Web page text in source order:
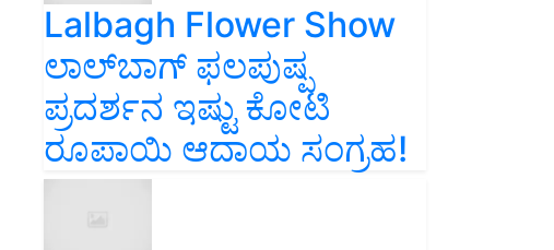
Lalbagh Flower Show
ಲಾಲ್‌ಬಾಗ್ ಫಲಪುಷ್ಪ
ಪ್ರದರ್ಶನ ಇಷ್ಟು ಕೋಟಿ
ರೂಪಾಯಿ ಆದಾಯ ಸಂಗ್ರಹ!